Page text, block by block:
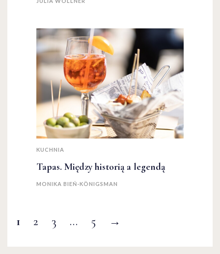
KUCHNIA
Tapas. Między historią a legendą
MONIKA BIEŃ-KÖNIGSMAN
1 2 3 … 5 →